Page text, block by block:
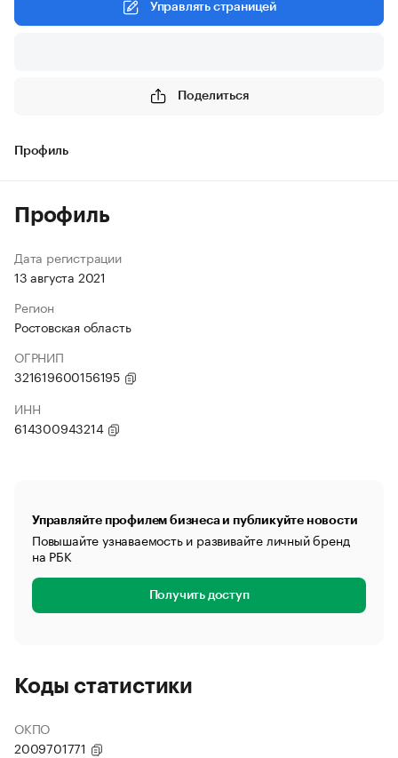
Управлять страницей
Поделиться
Профиль
Профиль
Дата регистрации
13 августа 2021
Регион
Ростовская область
ОГРНИП
321619600156195
ИНН
614300943214
Управляйте профилем бизнеса и публикуйте новости
Повышайте узнаваемость и развивайте личный бренд
на РБК
Получить доступ
Коды статистики
ОКПО
2009701771